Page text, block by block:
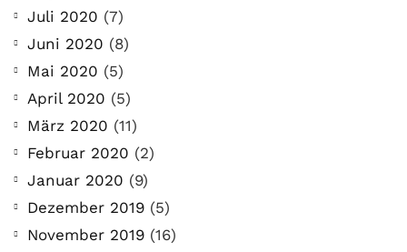
Juli 2020 (7)
Juni 2020 (8)
Mai 2020 (5)
April 2020 (5)
März 2020 (11)
Februar 2020 (2)
Januar 2020 (9)
Dezember 2019 (5)
November 2019 (16)